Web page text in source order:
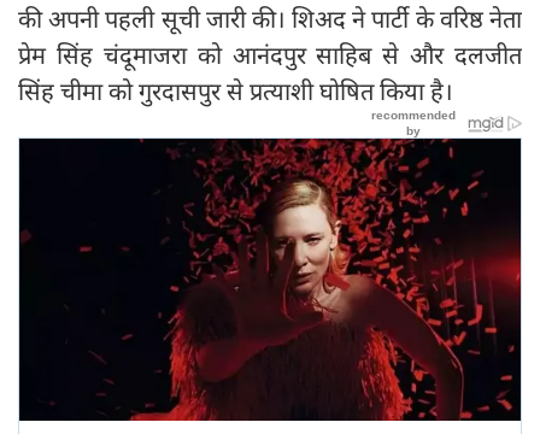
की अपनी पहली सूची जारी की। शिअद ने पार्टी के वरिष्ठ नेता
प्रेम सिंह चंदूमाजरा को आनंदपुर साहिब से और दलजीत
सिंह चीमा को गुरदासपुर से प्रत्याशी घोषित किया है।